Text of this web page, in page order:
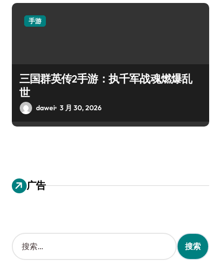
手游
三国群英传2手游：执千军战魂燃爆乱
世
dawei 3 月 30, 2026
广告
搜
索